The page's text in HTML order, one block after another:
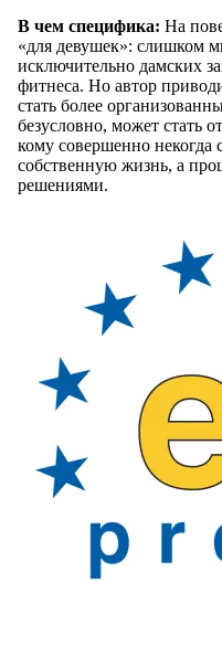
В чем специфика: На
«для девушек»: слишком
исключительно дамских
фитнеса. Но автор
стать более
безусловно, может стать
кому совершенно некогда
собственную жизнь, а
решениями.